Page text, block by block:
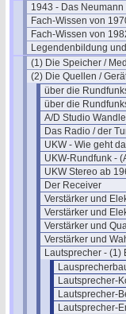
1943 - Das
Fach-Wissen von
Fach-Wissen von
Legendenbildung
(1) Die Speicher /
(2) Die Quellen /
über die
über die
A/D Studio
Das Radio / der
UKW - Wie geht
UKW-Rundfunk -
UKW Stereo ab
Der Receiver
Verstärker und
Verstärker und
Verstärker und
Verstärker und
Lautsprecher - (1)
Lautsprecher-
Lautsprecher-
Lautsprecher-